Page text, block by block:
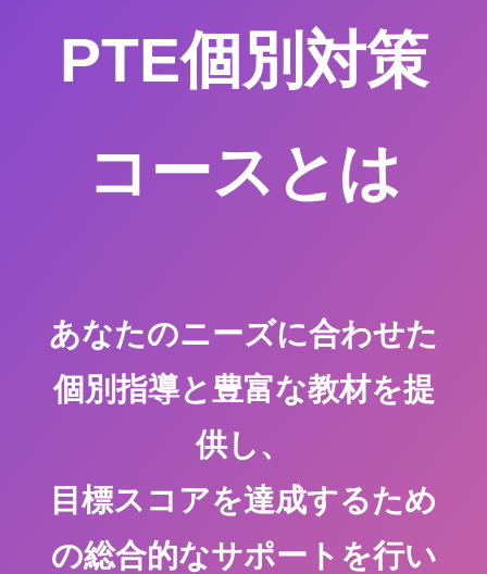
PTE個別対策
コースとは
あなたのニーズに合わせた
個別指導と豊富な教材を提
供し、
目標スコアを達成するため
の総合的なサポートを行い